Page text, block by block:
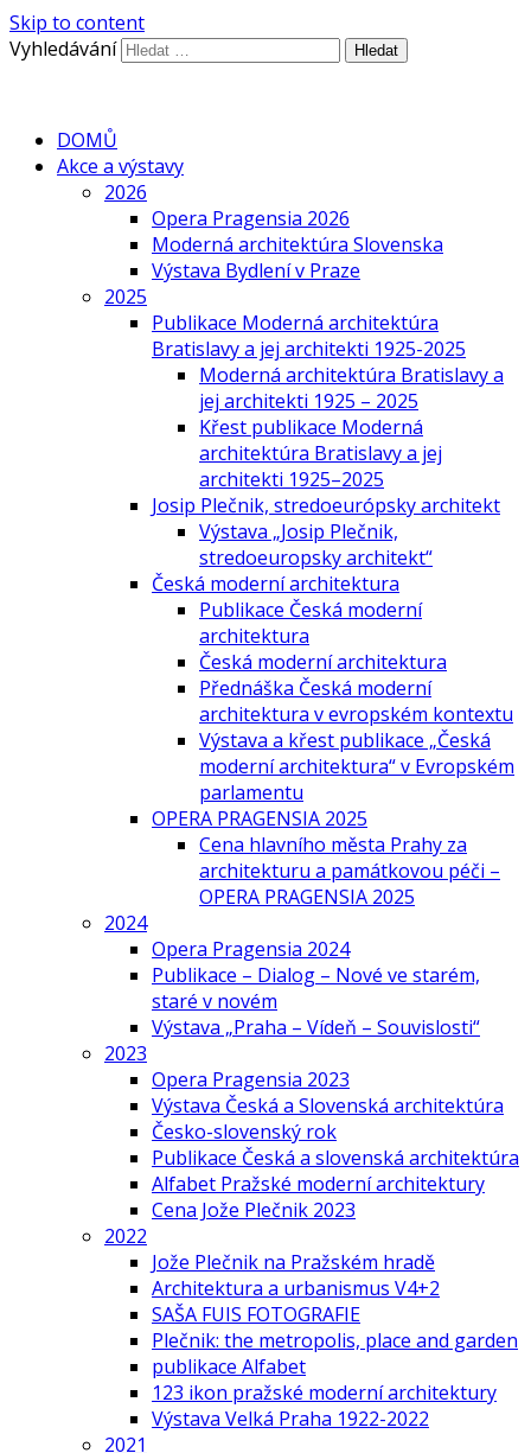
Skip to content
Vyhledávání
DOMŮ
Akce a výstavy
2026
Opera Pragensia 2026
Moderná architektúra Slovenska
Výstava Bydlení v Praze
2025
Publikace Moderná architektúra
Bratislavy a jej architekti 1925-2025
Moderná architektúra Bratislavy a
jej architekti 1925 – 2025
Křest publikace Moderná
architektúra Bratislavy a jej
architekti 1925–2025
Josip Plečnik, stredoeurópsky architekt
Výstava „Josip Plečnik,
stredoeuropsky architekt“
Česká moderní architektura
Publikace Česká moderní
architektura
Česká moderní architektura
Přednáška Česká moderní
architektura v evropském kontextu
Výstava a křest publikace „Česká
moderní architektura“ v Evropském
parlamentu
OPERA PRAGENSIA 2025
Cena hlavního města Prahy za
architekturu a památkovou péči –
OPERA PRAGENSIA 2025
2024
Opera Pragensia 2024
Publikace – Dialog – Nové ve starém,
staré v novém
Výstava „Praha – Vídeň – Souvislosti“
2023
Opera Pragensia 2023
Výstava Česká a Slovenská architektúra
Česko-slovenský rok
Publikace Česká a slovenská architektúra
Alfabet Pražské moderní architektury
Cena Jože Plečnik 2023
2022
Jože Plečnik na Pražském hradě
Architektura a urbanismus V4+2
SAŠA FUIS FOTOGRAFIE
Plečnik: the metropolis, place and garden
publikace Alfabet
123 ikon pražské moderní architektury
Výstava Velká Praha 1922-2022
2021